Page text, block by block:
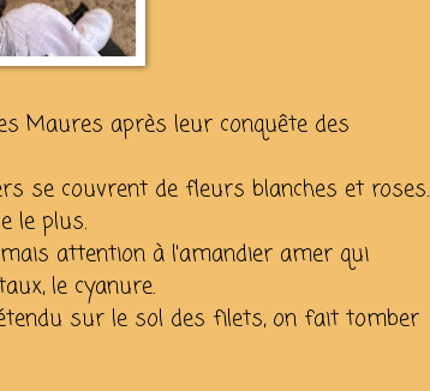
Maures après leur conquête des
se couvrent de fleurs blanches et roses.
le plus.
attention à l'amandier amer qui
le cyanure.
sur le sol des filets, on fait tomber